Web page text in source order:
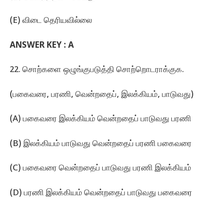
(E) விடை தெரியவில்லை
ANSWER KEY : A
22. சொற்களை ஒழுங்குபடுத்தி சொற்றொடராக்குக.
(பகைவரை, பரணி, வென்றதைப்‌, இலக்கியம்‌, பாடுவது)
(A) பகைவரை இலக்கியம்‌ வென்றதைப்‌ பாடுவது பரணி
(B) இலக்கியம்‌ பாடுவது வென்றதைப்‌ பரணி பகைவரை
(C) பகைவரை வென்றதைப்‌ பாடுவது பரணி இலக்கியம்‌
(D) பரணி இலக்கியம்‌ வென்றதைப்‌ பாடுவது பகைவரை